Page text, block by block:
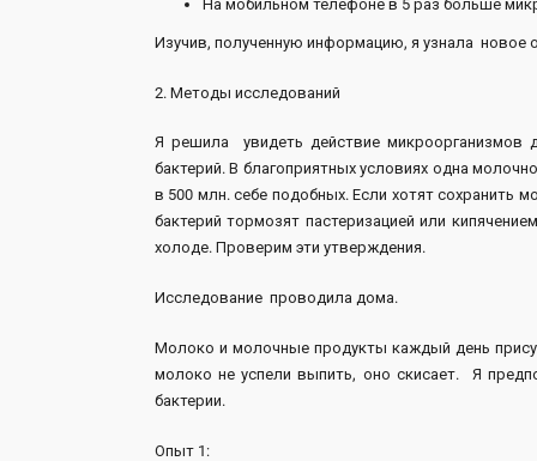
На мобильном телефоне в 5 раз больше
Изучив, полученную информацию, я узнала новое
2. Методы исследований
Я решила увидеть действие
бактерий. В благоприятных условиях одна
в 500 млн. себе подобных. Если хотят сохранить
бактерий тормозят пастеризацией или
холоде. Проверим эти утверждения.
Исследование проводила дома.
Молоко и молочные продукты каждый день
молоко не успели выпить, оно скисает. Я
бактерии.
Опыт 1: